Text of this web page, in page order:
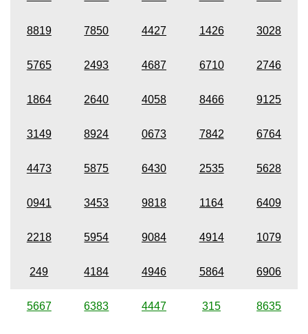
8819 7850 4427 1426 3028
5765 2493 4687 6710 2746
1864 2640 4058 8466 9125
3149 8924 0673 7842 6764
4473 5875 6430 2535 5628
0941 3453 9818 1164 6409
2218 5954 9084 4914 1079
249 4184 4946 5864 6906
5667 6383 4447 315 8635